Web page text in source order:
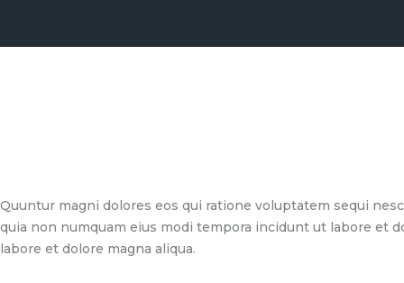
Quuntur magni dolores eos qui ratione voluptatem sequi
quia non numquam eius modi tempora incidunt ut labore et
labore et dolore magna aliqua.